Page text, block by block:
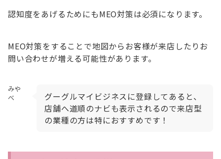
認知度をあげるためにもMEO対策は必須になります。
MEO対策をすることで地図からお客様が来店したりお
問い合わせが増える可能性があります。
みや
べ
グーグルマイビジネスに登録してあると、
店舗へ道順のナビも表示されるので来店型
の業種の方は特におすすめです！